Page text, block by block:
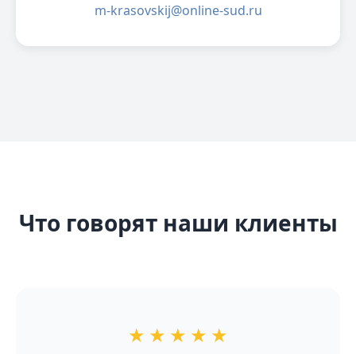
m-krasovskij@online-sud.ru
Что говорят наши клиенты
★ ★ ★ ★ ★